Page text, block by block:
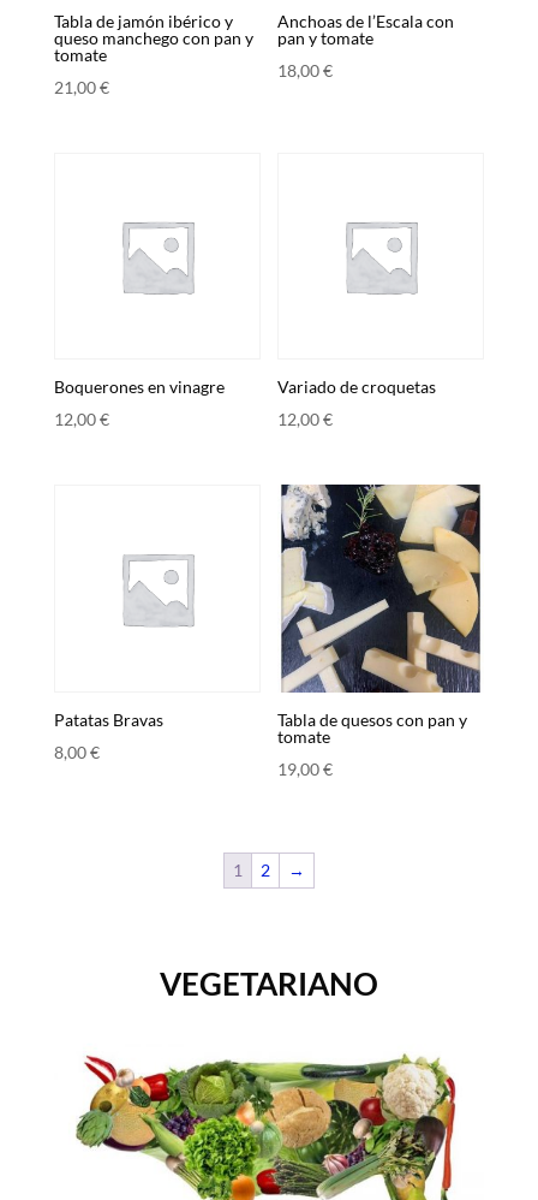
Tabla de jamón ibérico y
queso manchego con pan y
tomate
21,00€
Anchoas de l’Escala con
pan y tomate
18,00€
Boquerones en vinagre
12,00€
Variado de croquetas
12,00€
Patatas Bravas
8,00€
Tabla de quesos con pan y
tomate
19,00€
1 2 →
VEGETARIANO